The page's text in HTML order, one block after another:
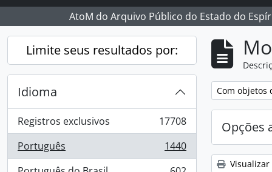
AtoM do Arquivo Público do Estado do
Limite seus resultados por:
Idioma
Registros exclusivos
, 17708 resultados
17708
Português
, 1440 resultados
1440
Remover
Com objetos
Opções